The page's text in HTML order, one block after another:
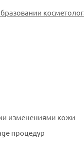
изменениями кожи
процедур